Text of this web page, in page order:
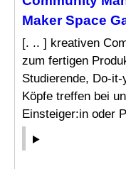
Maker Space
[. .. ] kreativen
zum fertigen
Studierende, Do-
Köpfe treffen bei
Einsteiger:in oder